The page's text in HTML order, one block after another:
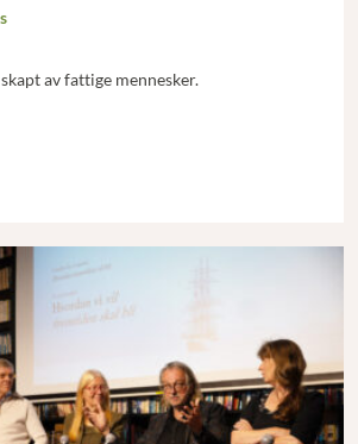
av fattige mennesker.